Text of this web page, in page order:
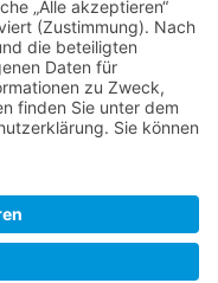
vonDetevier